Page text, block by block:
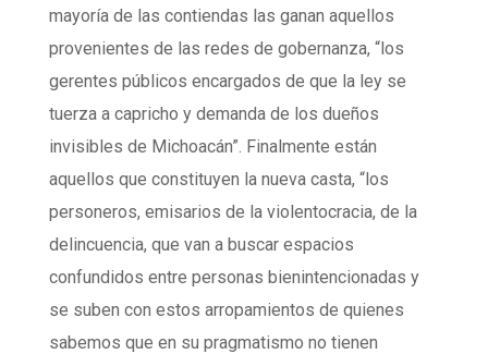
mayoría de las contiendas las ganan aquellos
provenientes de las redes de gobernanza, “los
gerentes públicos encargados de que la ley se
tuerza a capricho y demanda de los dueños
invisibles de Michoacán”. Finalmente están
aquellos que constituyen la nueva casta, “los
personeros, emisarios de la violentocracia, de la
delincuencia, que van a buscar espacios
confundidos entre personas bienintencionadas y
se suben con estos arropamientos de quienes
sabemos que en su pragmatismo no tienen